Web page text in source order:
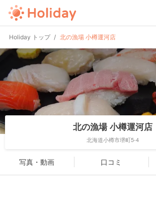
Holiday トップ 北の漁場 小樽運河店
北の漁場 小樽運河店
北海道小樽市堺町5-4
写真・動画 口コミ